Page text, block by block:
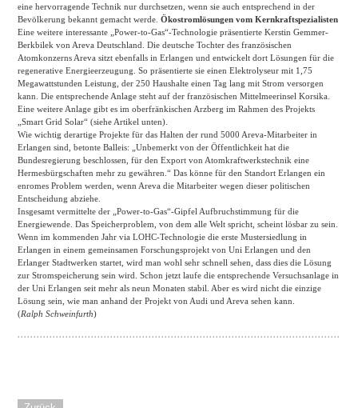
eine hervorragende Technik nur durchsetzen, wenn sie auch entsprechend in der
Bevölkerung bekannt gemacht werde.Ökostromlösungen vom Kernkraftspezialisten
Eine weitere interessante „Power-to-Gas“-Technologie präsentierte Kerstin Gemmer-
Berkbilek von Areva Deutschland. Die deutsche Tochter des französischen
Atomkonzerns Areva sitzt ebenfalls in Erlangen und entwickelt dort Lösungen für die
regenerative Energieerzeugung. So präsentierte sie einen Elektrolyseur mit 1,75
Megawattstunden Leistung, der 250 Haushalte einen Tag lang mit Strom versorgen
kann. Die entsprechende Anlage steht auf der französischen Mittelmeerinsel Korsika.
Eine weitere Anlage gibt es im oberfränkischen Arzberg im Rahmen des Projekts
„Smart Grid Solar“ (siehe Artikel unten).
Wie wichtig derartige Projekte für das Halten der rund 5000 Areva-Mitarbeiter in
Erlangen sind, betonte Balleis: „Unbemerkt von der Öffentlichkeit hat die
Bundesregierung beschlossen, für den Export von Atomkraftwerkstechnik eine
Hermesbürgschaften mehr zu gewähren.“ Das könne für den Standort Erlangen ein
enromes Problem werden, wenn Areva die Mitarbeiter wegen dieser politischen
Entscheidung abziehe.
Insgesamt vermittelte der „Power-to-Gas“-Gipfel Aufbruchstimmung für die
Energiewende. Das Speicherproblem, von dem alle Welt spricht, scheint lösbar zu sein.
Wenn im kommenden Jahr via LOHC-Technologie die erste Mustersiedlung in
Erlangen in einem gemeinsamen Forschungsprojekt von Uni Erlangen und den
Erlanger Stadtwerken startet, wird man wohl sehr schnell sehen, dass dies die Lösung
zur Stromspeicherung sein wird. Schon jetzt laufe die entsprechende Versuchsanlage in
der Uni Erlangen seit mehr als neun Monaten stabil. Aber es wird nicht die einzige
Lösung sein, wie man anhand der Projekt von Audi und Areva sehen kann.
(Ralph Schweinfurth)